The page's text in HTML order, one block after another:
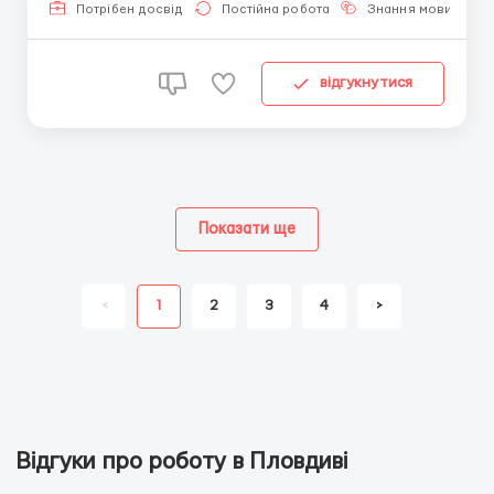
філії (з територіальним проживанням в
Потрібен досвід Постійна робота Знання мови
відгукнутися
< 1 2 3 4 >
Показати ще
Відгуки про роботу в Пловдиві